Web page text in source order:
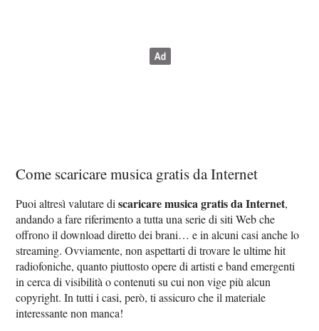
Come scaricare musica gratis da Internet
Puoi altresì valutare discaricare musica gratis da Internet,
andando a fare riferimento a tutta una serie di siti Web che
offrono il download diretto dei brani… e in alcuni casi anche lo
streaming. Ovviamente, non aspettarti di trovare le ultime hit
radiofoniche, quanto piuttosto opere di artisti e band emergenti
in cerca di visibilità o contenuti su cui non vige più alcun
copyright. In tutti i casi, però, ti assicuro che il materiale
interessante non manca!